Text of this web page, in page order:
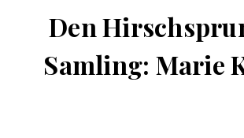
Den
Samling: Marie